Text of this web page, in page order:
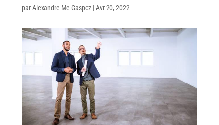
parAlexandre Me Gaspoz|Avr 20, 2022